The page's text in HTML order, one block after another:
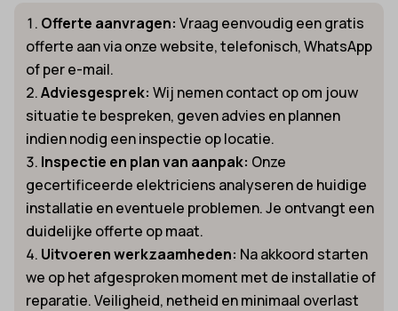
Offerte aanvragen: Vraag eenvoudig een gratis
offerte aan via onze website, telefonisch, WhatsApp
of per e-mail.
Adviesgesprek: Wij nemen contact op om jouw
situatie te bespreken, geven advies en plannen
indien nodig een inspectie op locatie.
Inspectie en plan van aanpak: Onze
gecertificeerde elektriciens analyseren de huidige
installatie en eventuele problemen. Je ontvangt een
duidelijke offerte op maat.
Uitvoeren werkzaamheden: Na akkoord starten
we op het afgesproken moment met de installatie of
reparatie. Veiligheid, netheid en minimaal overlast